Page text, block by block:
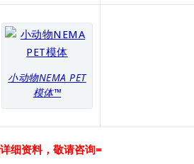
小动物NEMA PET
模体™
细资料，敬请咨询=